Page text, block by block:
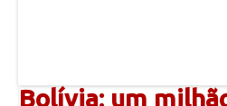
Bolívia: um